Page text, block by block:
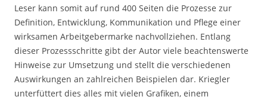
Leser kann somit auf rund 400 Seiten die Prozesse zur
Definition, Entwicklung, Kommunikation und Pflege einer
wirksamen Arbeitgebermarke nachvollziehen. Entlang
dieser Prozessschritte gibt der Autor viele beachtenswerte
Hinweise zur Umsetzung und stellt die verschiedenen
Auswirkungen an zahlreichen Beispielen dar. Kriegler
unterfüttert dies alles mit vielen Grafiken, einem